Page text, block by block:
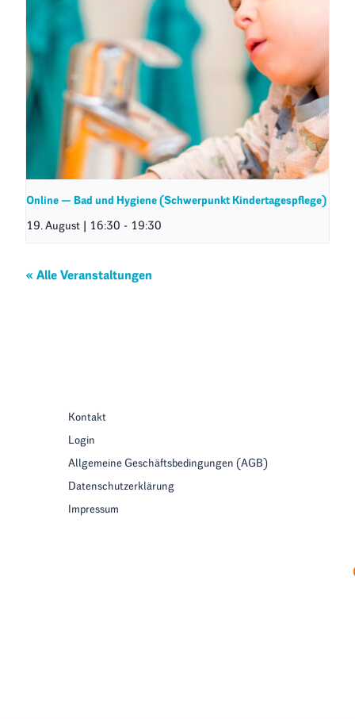
Online — Bad und Hygiene (Schwerpunkt Kindertagespflege)
19. August | 16:30 - 19:30
« Alle Veranstaltungen
Kontakt
Login
Allgemeine Geschäftsbedingungen (AGB)
Datenschutzerklärung
Impressum